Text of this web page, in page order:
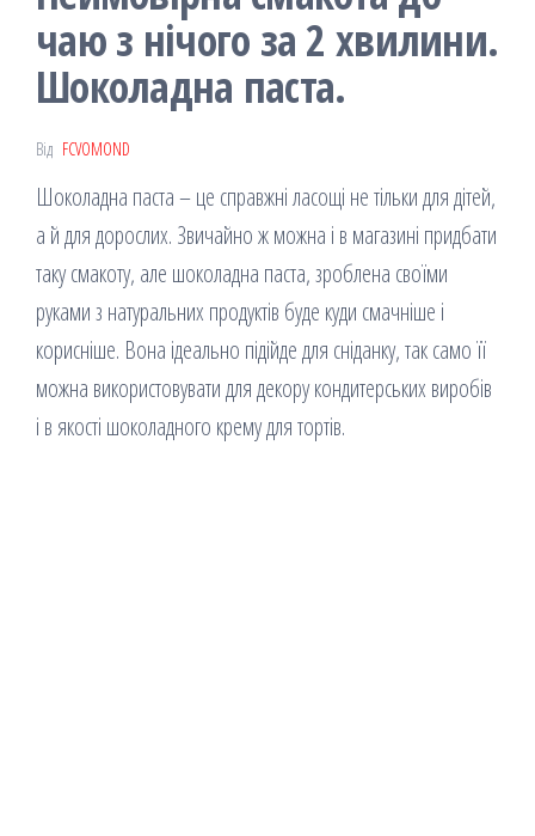
чаю з нічого за 2 хвилини.
Шоколадна паста.
Від FCVOMOND
Шоколадна паста – це справжні ласощі не тільки для дітей,
а й для дорослих. Звичайно ж можна і в магазині придбати
таку смакоту, але шоколадна паста, зроблена своїми
руками з натуральних продуктів буде куди смачніше і
корисніше. Вона ідеально підійде для сніданку, так само її
можна використовувати для декору кондитерських виробів
і в якості шоколадного крему для тортів.